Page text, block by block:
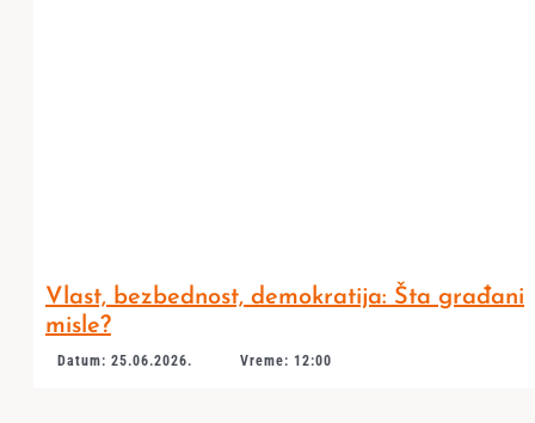
Vlast, bezbednost, demokratija: Šta građani
misle?
Datum: 25.06.2026. Vreme: 12:00